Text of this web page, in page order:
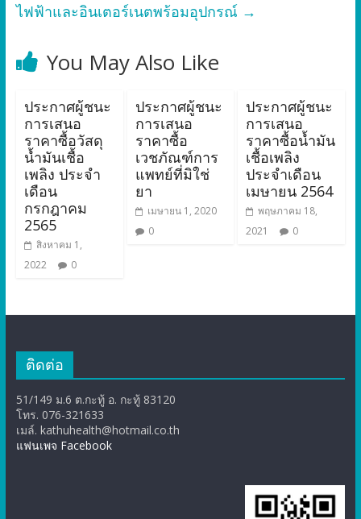
ไฟฟ้าและอินเตอร์เนตพร้อมอุปกรณ์ →
You May Also Like
ประกาศผู้ชนะ
การเสนอ
ราคาซื้อวัสดุ
น้ำมันเชื้อ
เพลิง ประจำ
เดือน
กรกฎาคม
2565
สิงหาคม 1,
2022
0
ประกาศผู้ชนะ
การเสนอ
ราคาซื้อ
เวชภัณฑ์การ
แพทย์ที่มิใช่
ยา
เมษายน 1, 2020
0
ประกาศผู้ชนะ
การเสนอ
ราคาซื้อน้ำมัน
เชื้อเพลิง
ประจำเดือน
เมษายน 2564
พฤษภาคม 18,
2021
0
ติดต่อ
51/149 ม.6 ต.กะทู้ อ. กะทู้ 83120
โทร. 076-321633
เมล์. kathuhealth@hotmail.co.th
แฟนเพจ Facebook